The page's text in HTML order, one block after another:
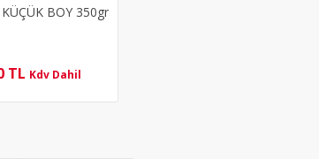
KÜÇÜK BOY 350gr
TL Kdv Dahil